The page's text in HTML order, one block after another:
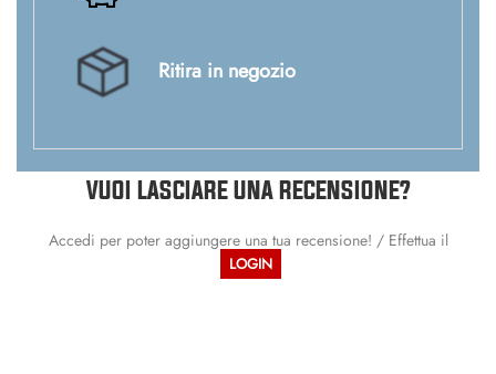
Ritira in negozio
VUOI LASCIARE UNA RECENSIONE?
Accedi per poter aggiungere una tua recensione! / Effettua il
LOGIN